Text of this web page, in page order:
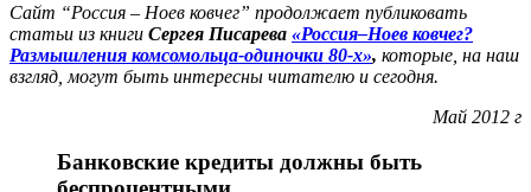
Сайт “Россия – Ноев ковчег” продолжает публиковать
статьи из книги Сергея Писарева «Россия–Ноев ковчег?
Размышления комсомольца-одиночки 80-х», которые, на наш
взгляд, могут быть интересны читателю и сегодня.
Май 2012 г
Банковские кредиты должны быть